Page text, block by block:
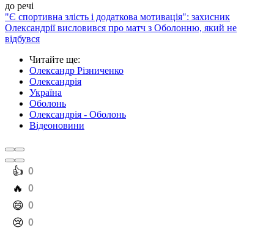
до речі
"Є спортивна злість і додаткова мотивація": захисник
Олександрії висловився про матч з Оболонню, який не
відбувся
Читайте ще:
Олександр Різниченко
Олександрія
Україна
Оболонь
Олександрія - Оболонь
Відеоновини
️👍 0
️🔥 0
️😄 0
️😢 0